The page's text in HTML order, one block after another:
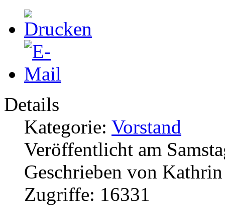
Details
Kategorie: Vorstand
Veröffentlicht am
Geschrieben von
Zugriffe: 16331